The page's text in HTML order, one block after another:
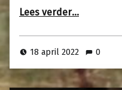
Lees verder…
18 april 2022 0